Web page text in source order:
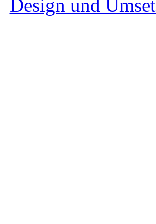
Design und